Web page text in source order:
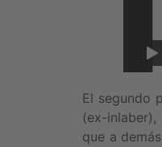
El segundo
(ex-inlaber),
que a